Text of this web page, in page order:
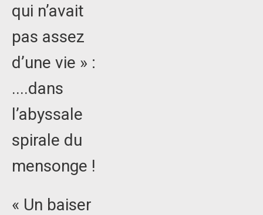
qui n’avait
pas assez
d’une vie » :
....dans
l’abyssale
spirale du
mensonge !
« Un baiser